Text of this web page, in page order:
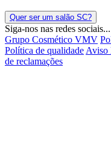
Quer ser um salão SC?
Siga-nos nas redes sociais...
Grupo Cosmético VMV
Política de qualidade Aviso
de reclamações